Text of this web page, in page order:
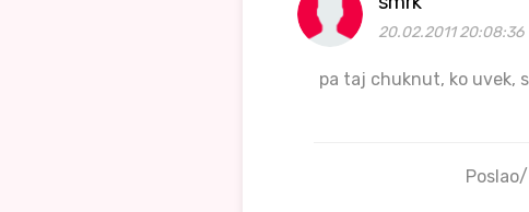
20.02.2011 20:08:36
pa taj chuknut, ko uvek,